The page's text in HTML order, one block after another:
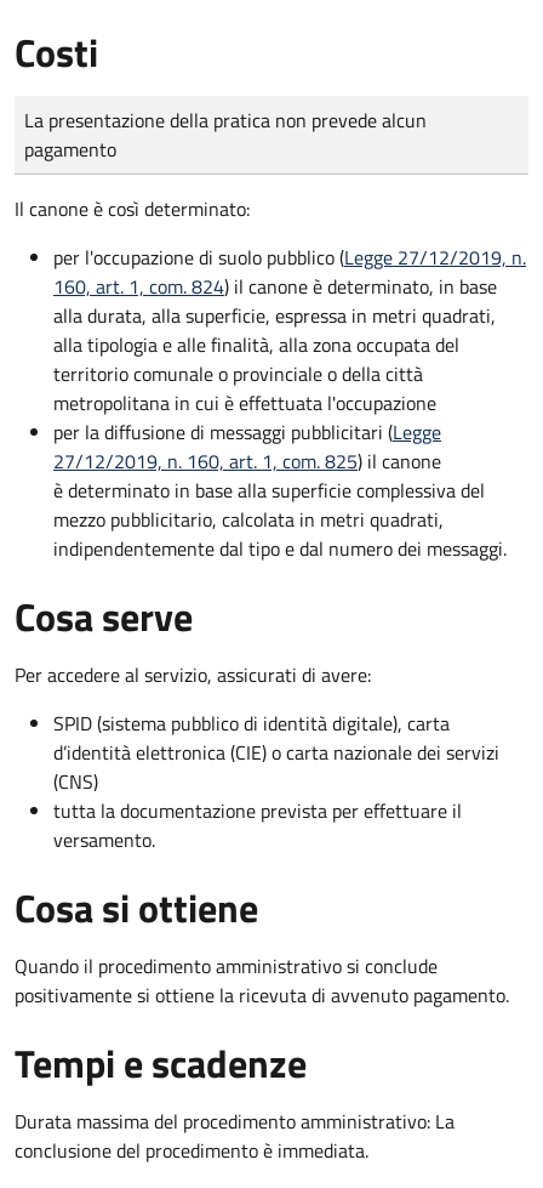
Costi
Tipo di pagamento
Importo
La presentazione della pratica non prevede alcun
pagamento
Il canone è così determinato:
per l'occupazione di suolo pubblico (Legge 27/12/2019, n.
160, art. 1, com. 824) il canone è determinato, in base
alla durata, alla superficie, espressa in metri quadrati,
alla tipologia e alle finalità, alla zona occupata del
territorio comunale o provinciale o della città
metropolitana in cui è effettuata l'occupazione
per la diffusione di messaggi pubblicitari (Legge
27/12/2019, n. 160, art. 1, com. 825) il canone
è determinato in base alla superficie complessiva del
mezzo pubblicitario, calcolata in metri quadrati,
indipendentemente dal tipo e dal numero dei messaggi.
Cosa serve
Per accedere al servizio, assicurati di avere:
SPID (sistema pubblico di identità digitale), carta
d’identità elettronica (CIE) o carta nazionale dei servizi
(CNS)
tutta la documentazione prevista per effettuare il
versamento.
Cosa si ottiene
Quando il procedimento amministrativo si conclude
positivamente si ottiene la ricevuta di avvenuto pagamento.
Tempi e scadenze
Durata massima del procedimento amministrativo: La
conclusione del procedimento è immediata.